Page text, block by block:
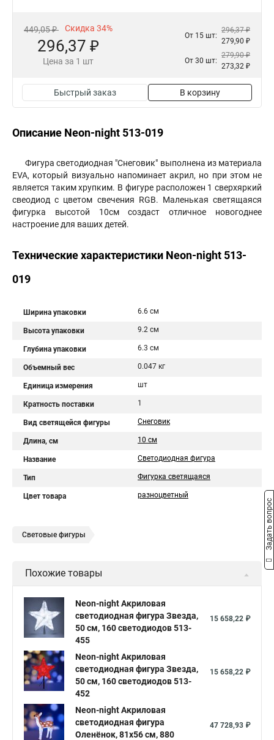
449,05 ₽ Скидка 34%
296,37 ₽
Цена за 1 шт
От 15 шт:
296,37 ₽
279,90 ₽
От 30 шт:
279,90 ₽
273,32 ₽
Быстрый заказ В корзину
Описание Neon-night 513-019
Фигура светодиодная "Снеговик" выполнена из материала
EVA, который визуально напоминает акрил, но при этом не
является таким хрупким. В фигуре расположен 1 сверхяркий
свеодиод с цветом свечения RGB. Маленькая светящаяся
фигурка высотой 10см создаст отличное новогоднее
настроение для ваших детей.
Технические характеристики Neon-night 513-
019
Ширина упаковки 6.6 см
Высота упаковки 9.2 см
Глубина упаковки 6.3 см
Объемный вес 0.047 кг
Единица измерения шт
Кратность поставки 1
Вид светящейся фигуры Снеговик
Длина, см 10 см
Название Светодиодная фигура
Тип Фигурка светящаяся
Цвет товара разноцветный
Световые фигуры
Похожие товары
Neon-night Акриловая
светодиодная фигура Звезда,
50 см, 160 светодиодов 513-
455
15 658,22 ₽
Neon-night Акриловая
светодиодная фигура Звезда,
50 см, 160 светодиодов 513-
452
15 658,22 ₽
Neon-night Акриловая
светодиодная фигура
Оленёнок, 81х56 см, 880
47 728,93 ₽
Задать вопрос